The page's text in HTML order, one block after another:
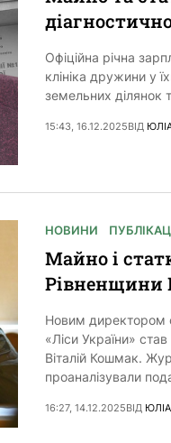
Офіційна річна
клініка дружини у
земельних ділянок
15:43, 16.12.2025ВІД
НОВИНИ
Майно і
Рівненщини
Новим директором
«Ліси України»
Віталій Кошмак.
проаналізували
16:27, 14.12.2025ВІД